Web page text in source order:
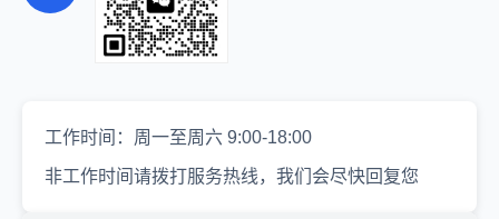
工作时间：周一至周六 9:00-18:00
非工作时间请拨打服务热线，我们会尽快回复您